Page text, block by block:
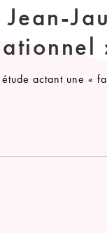
actant une «